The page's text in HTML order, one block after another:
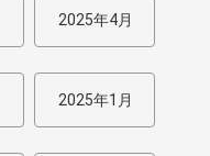
2025年4月
2025年1月